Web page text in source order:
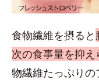
食物繊維を摂ると
次の食事量を抑
物繊維たっぷり